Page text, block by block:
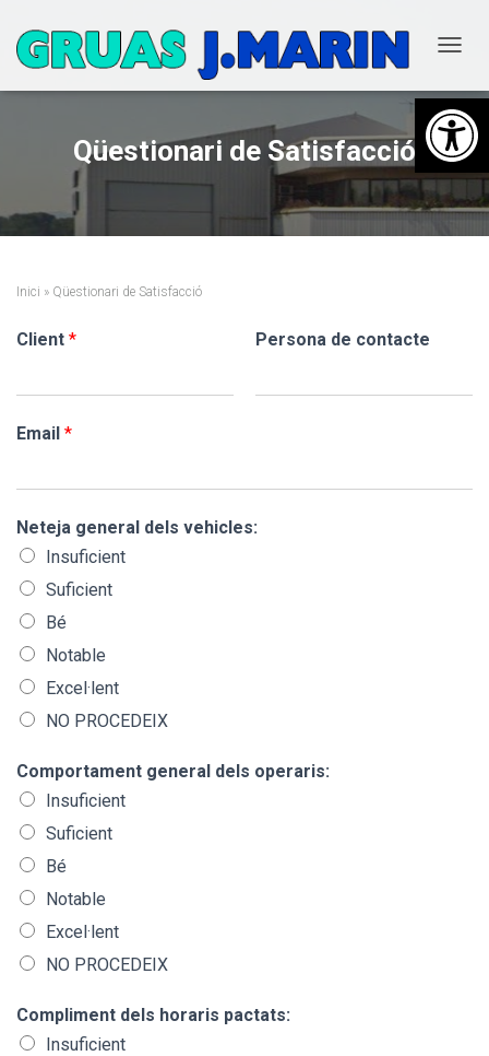
Obre la barra d'einesG
G
L
E
A
Qüestionari de Satisfacció
Inici » Qüestionari de Satisfacció
Client * Persona de contacte
Email *
Neteja general dels vehicles:
Insuficient
Suficient
Bé
Notable
Excel·lent
NO PROCEDEIX
Comportament general dels operaris:
Insuficient
Suficient
Bé
Notable
Excel·lent
NO PROCEDEIX
Compliment dels horaris pactats:
Insuficient